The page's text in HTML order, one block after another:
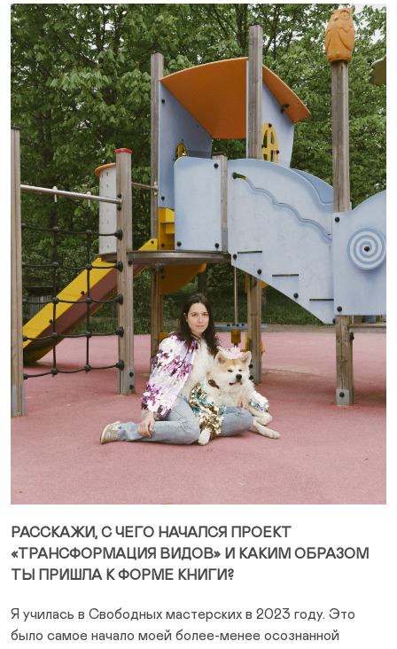
РАССКАЖИ, С ЧЕГО НАЧАЛСЯ ПРОЕКТ
«ТРАНСФОРМАЦИЯ ВИДОВ» И КАКИМ ОБРАЗОМ
ТЫ ПРИШЛА К ФОРМЕ КНИГИ?
Я училась в Свободных мастерских в 2023 году. Это
было самое начало моей более-менее осознанной